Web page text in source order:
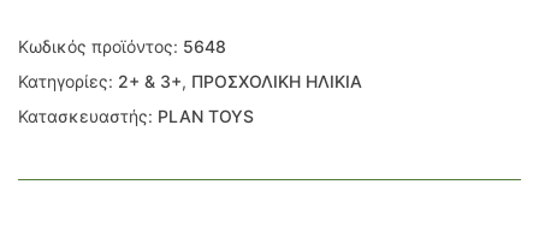
Κωδικός προϊόντος: 5648
Κατηγορίες: 2+ & 3+, ΠΡΟΣΧΟΛΙΚΗ ΗΛΙΚΙΑ
Κατασκευαστής: PLAN TOYS